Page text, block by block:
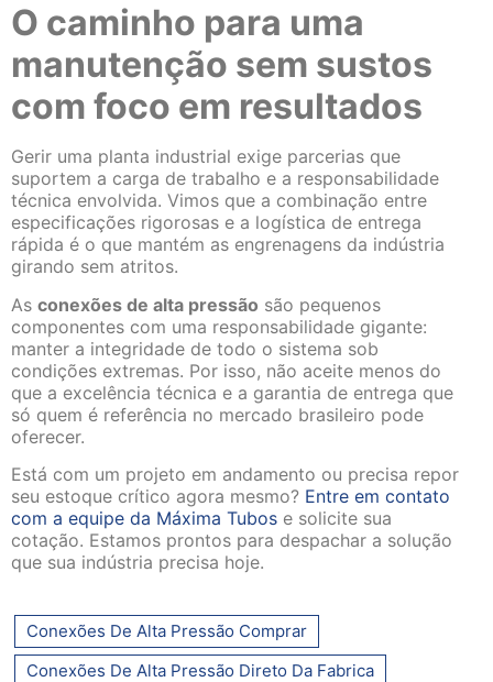
O caminho para uma
manutenção sem sustos
com foco em resultados
Gerir uma planta industrial exige parcerias que
suportem a carga de trabalho e a responsabilidade
técnica envolvida. Vimos que a combinação entre
especificações rigorosas e a logística de entrega
rápida é o que mantém as engrenagens da indústria
girando sem atritos.
As conexões de alta pressão são pequenos
componentes com uma responsabilidade gigante:
manter a integridade de todo o sistema sob
condições extremas. Por isso, não aceite menos do
que a excelência técnica e a garantia de entrega que
só quem é referência no mercado brasileiro pode
oferecer.
Está com um projeto em andamento ou precisa repor
seu estoque crítico agora mesmo? Entre em contato
com a equipe da Máxima Tubos e solicite sua
cotação. Estamos prontos para despachar a solução
que sua indústria precisa hoje.
Conexões De Alta Pressão Comprar
Conexões De Alta Pressão Direto Da Fabrica